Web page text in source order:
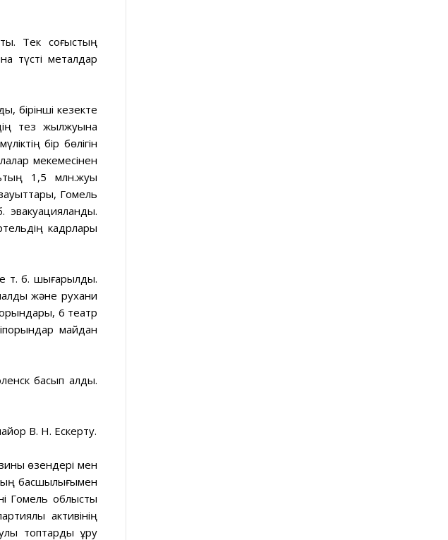
Тек соғыстың
түсті металдар
бірінші кезекте
тез жылжуына
бір бөлігін
мекемесінен
1,5 млн.жуық
Гомель
эвакуацияланды.
кадрлары
т. б. шығарылды.
және рухани
6 театр
майдан
басып алды.
В. Н. Ескерту.
өзендері мен
басшылығымен
Гомель облыстық
активінің
топтарды құру